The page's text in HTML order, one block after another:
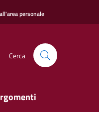
personale
Cerca